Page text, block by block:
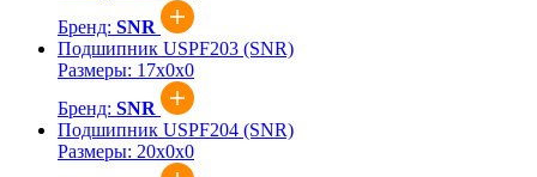
Бренд: SNR
Подшипник USPF203 (SNR)
Размеры: 17x0x0
Бренд: SNR
Подшипник USPF204 (SNR)
Размеры: 20x0x0